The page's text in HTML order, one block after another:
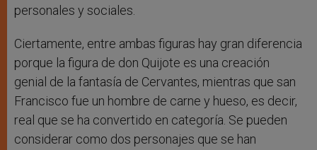
personales y sociales.
Ciertamente, entre ambas figuras hay gran diferencia
porque la figura de don Quijote es una creación
genial de la fantasía de Cervantes, mientras que san
Francisco fue un hombre de carne y hueso, es decir,
real que se ha convertido en categoría. Se pueden
considerar como dos personajes que se han